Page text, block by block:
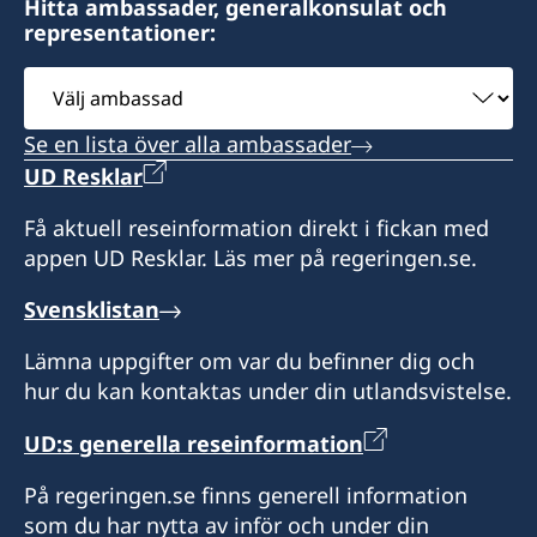
Konsulatet håller stängt mellan den 20 juli - 3
ärenden under denna tid, kontakta
ambassaden i Lissabon.
Honorärkonsul
Nuno Faria Paulino
Tidsbokning krävs för samtliga ärenden.
Honorärkonsul
Nuno Bettencourt Raposo
Öppettider:
Tidsbokning krävs för samtliga ärenden som
medför besök på konsulatet.
Telefontid vardagar kl. 10.00 - 12.00.
Honorärkonsul
Tomás Jervell
Konsulat med bemyndigande att utfärda
resehandlingar.
Öppettider: Tidsbokning krävs för ansökan om
Måndag kl. 14.30 - 16.30
Tisdag kl. 10.00 - 12.00
Torsdag kl. 10.00 - 12.00
Fredag kl. 10.00 - 12.00
Honorärkonsul
Rui Horta
Konsulär assistent
provisoriska pass och att lämna ut ordinarie
resehandlingar.
Öppettider:
Tidsbokning krävs för samtliga ärenden.
måndag - fredag kl. 10.00 - 12.00
Honorärkonsul
Carlos Veiga
Hitta ambassader, generalkonsulat och
representationer:
Välj
ambassad
Se en lista över alla ambassader
UD Resklar
Få aktuell reseinformation direkt i fickan med
appen UD Resklar. Läs mer på regeringen.se.
Svensklistan
Lämna uppgifter om var du befinner dig och
hur du kan kontaktas under din utlandsvistelse.
UD:s generella reseinformation
På regeringen.se finns generell information
som du har nytta av inför och under din